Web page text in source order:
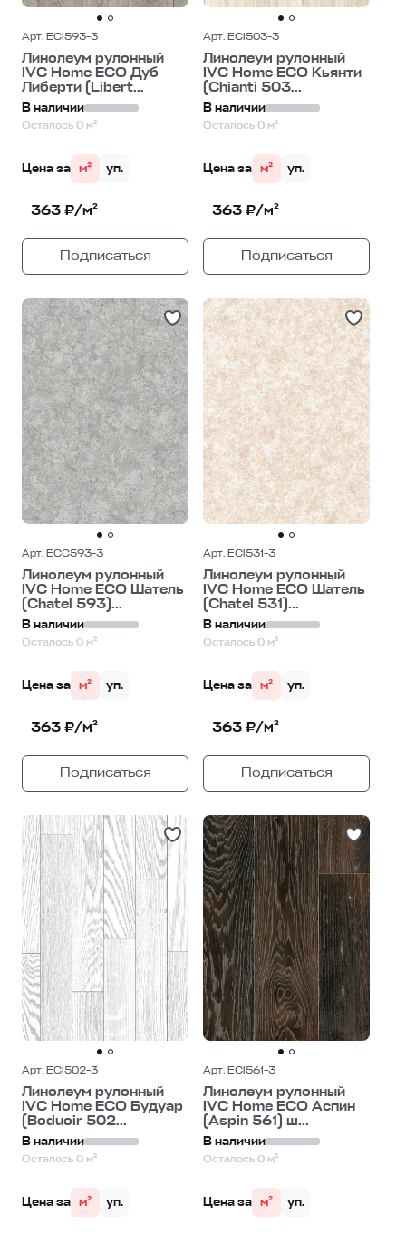
Арт. ECI593-3
Линолеум рулонный
IVC Home ECO Дуб
Либерти (Libert...
В наличии
Осталось 0 м²
Цена за м² уп.
363 ₽/м²
Подписаться
Арт. ECI503-3
Линолеум рулонный
IVC Home ECO Кьянти
(Chianti 503...
В наличии
Осталось 0 м²
Цена за м² уп.
363 ₽/м²
Подписаться
Арт. ECC593-3
Линолеум рулонный
IVC Home ECO Шатель
(Chatel 593)...
В наличии
Осталось 0 м²
Цена за м² уп.
363 ₽/м²
Подписаться
Арт. ECI531-3
Линолеум рулонный
IVC Home ECO Шатель
(Chatel 531)...
В наличии
Осталось 0 м²
Цена за м² уп.
363 ₽/м²
Подписаться
Арт. ECI502-3
Линолеум рулонный
IVC Home ECO Будуар
(Boduoir 502...
В наличии
Осталось 0 м²
Цена за м² уп.
Арт. ECI561-3
Линолеум рулонный
IVC Home ECO Аспин
(Aspin 561) ш...
В наличии
Осталось 0 м²
Цена за м² уп.